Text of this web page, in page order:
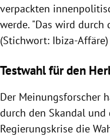
verpackten
werde. "Das wird
(Stichwort: Ibiza-
Testwahl für den
Der Meinungsforscher
durch den Skandal
Regierungskrise die